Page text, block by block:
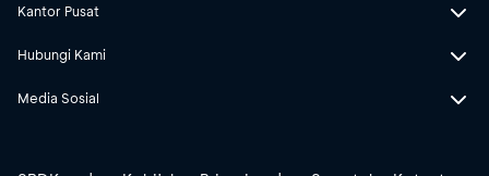
Kantor Pusat
Hubungi Kami
Media Sosial